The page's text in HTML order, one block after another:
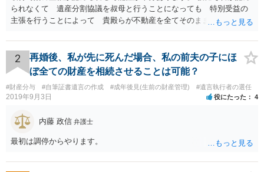
られなくて 遺産分割協議を叔母と行うことになっても 特別受益の
主張を行うことによって 貴殿らが不動産を全てそのまま取得できる
2
再婚後、私が先に死んだ場合、私の前夫の子にほ
ぼ全ての財産を相続させることは可能？
#財産分与 #自筆証書遺言の作成 #成年後見(生前の財産管理) #遺言執行者の選任
2019年9月3日 役にたった 4
内藤 政信 弁護士
最初は調停からやります。